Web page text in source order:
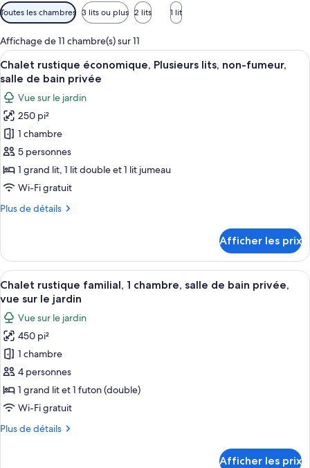
Filtres
disponibles
pour
les
chambres
Toutes les chambres 3 lits ou plus 2 lits 1 lit
Affichage de 11 chambre(s) sur 11
Afficher
toutes
les
photos
pour
ce
type
de
chambre :
rustique
lits,
non-
fumeur,
salle
de
bain
privée
5
Chalet rustique économique, Plusieurs lits, non-fumeur,
salle de bain privée
Vue sur le jardin
250 pi²
1 chambre
5 personnes
1 grand lit, 1 lit double et 1 lit jumeau
Wi-Fi gratuit
Plus de détails
Plus
Chalet
rustique
économique,
Plusieurs
non-
fumeur,
salle
de
bain
Afficher les prix
Afficher
toutes
les
photos
pour
ce
type
de
chambre :
rustique
Une cabane en bois avec un toit
13
Chalet rustique familial, 1 chambre, salle de bain privée,
vue sur le jardin
Vue sur le jardin
450 pi²
1 chambre
4 personnes
1 grand lit et 1 futon (double)
Wi-Fi gratuit
Plus de détails
Plus
Afficher les prix